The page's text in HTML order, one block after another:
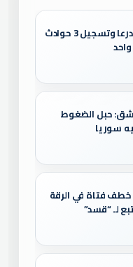
غياب أمني في درعا وتسجيل 3 حوادث
حبل الضغوط
سوريا
فتاة في الرقة
لـ “قسد”